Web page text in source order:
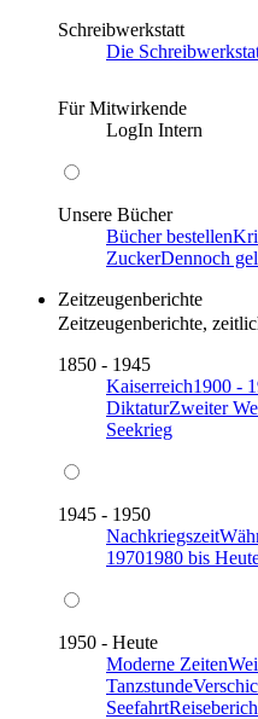
Schreibwerkstatt
Die
Für Mitwirkende
LogIn Intern
Unsere Bücher
Bücher bestellen
ZuckerDennoch
Zeitzeugenberichte
Zeitzeugenberichte,
1850 - 1945
Kaiserreich1900 -
DiktaturZweiter
Seekrieg
1945 - 1950
Nachkriegszeit
19701980 bis
1950 - Heute
Moderne Zeiten
Tanzstunde
Seefahrt